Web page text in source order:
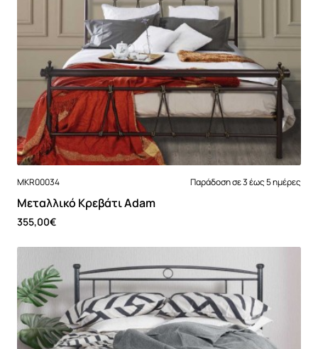
MKR00034 Παράδοση σε 3 έως 5 ημέρες
Μεταλλικό Κρεβάτι Adam
355,00€